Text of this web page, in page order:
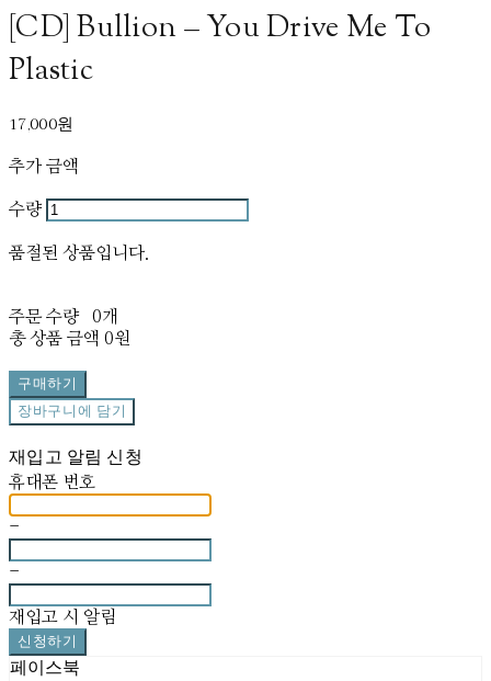
[CD] Bullion – You Drive Me To
Plastic
17,000원
추가 금액
수량
품절된 상품입니다.
주문 수량
0개
총 상품 금액 0원
구매하기
장바구니에 담기
재입고 알림 신청
휴대폰 번호
-
-
재입고 시 알림
신청하기
페이스북